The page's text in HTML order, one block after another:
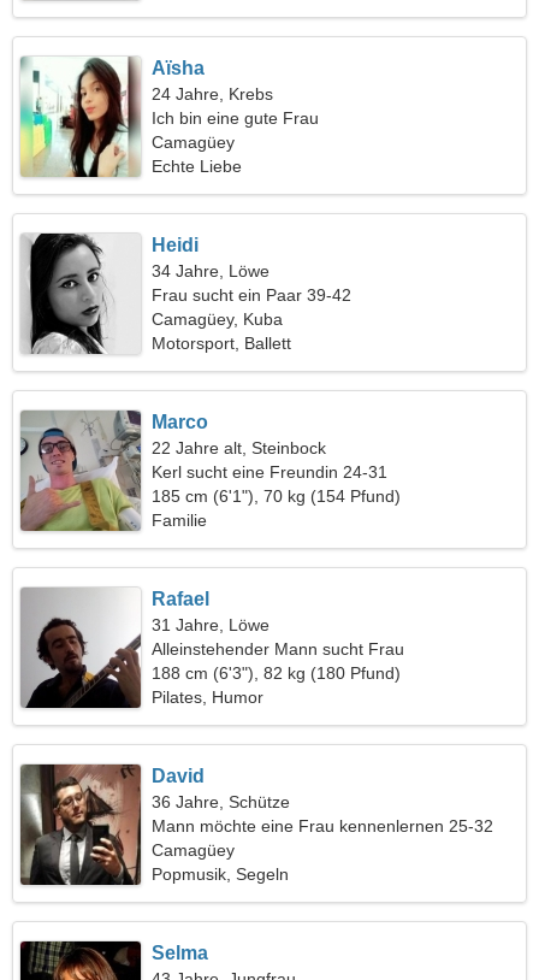
Aïsha
24 Jahre, Krebs
Ich bin eine gute Frau
Camagüey
Echte Liebe
Heidi
34 Jahre, Löwe
Frau sucht ein Paar 39-42
Camagüey, Kuba
Motorsport, Ballett
Marco
22 Jahre alt, Steinbock
Kerl sucht eine Freundin 24-31
185 cm (6'1"), 70 kg (154 Pfund)
Familie
Rafael
31 Jahre, Löwe
Alleinstehender Mann sucht Frau
188 cm (6'3"), 82 kg (180 Pfund)
Pilates, Humor
David
36 Jahre, Schütze
Mann möchte eine Frau kennenlernen 25-32
Camagüey
Popmusik, Segeln
Selma